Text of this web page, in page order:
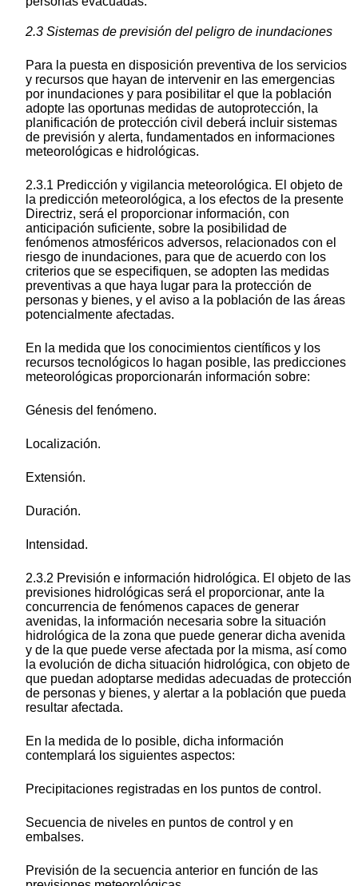
2.3 Sistemas de previsión del peligro de inundaciones
Para la puesta en disposición preventiva de los servicios
y recursos que hayan de intervenir en las emergencias
por inundaciones y para posibilitar el que la población
adopte las oportunas medidas de autoprotección, la
planificación de protección civil deberá incluir sistemas
de previsión y alerta, fundamentados en informaciones
meteorológicas e hidrológicas.
2.3.1 Predicción y vigilancia meteorológica. El objeto de
la predicción meteorológica, a los efectos de la presente
Directriz, será el proporcionar información, con
anticipación suficiente, sobre la posibilidad de
fenómenos atmosféricos adversos, relacionados con el
riesgo de inundaciones, para que de acuerdo con los
criterios que se especifiquen, se adopten las medidas
preventivas a que haya lugar para la protección de
personas y bienes, y el aviso a la población de las áreas
potencialmente afectadas.
En la medida que los conocimientos científicos y los
recursos tecnológicos lo hagan posible, las predicciones
meteorológicas proporcionarán información sobre:
Génesis del fenómeno.
Localización.
Extensión.
Duración.
Intensidad.
2.3.2 Previsión e información hidrológica. El objeto de las
previsiones hidrológicas será el proporcionar, ante la
concurrencia de fenómenos capaces de generar
avenidas, la información necesaria sobre la situación
hidrológica de la zona que puede generar dicha avenida
y de la que puede verse afectada por la misma, así como
la evolución de dicha situación hidrológica, con objeto de
que puedan adoptarse medidas adecuadas de protección
de personas y bienes, y alertar a la población que pueda
resultar afectada.
En la medida de lo posible, dicha información
contemplará los siguientes aspectos:
Precipitaciones registradas en los puntos de control.
Secuencia de niveles en puntos de control y en
embalses.
Previsión de la secuencia anterior en función de las